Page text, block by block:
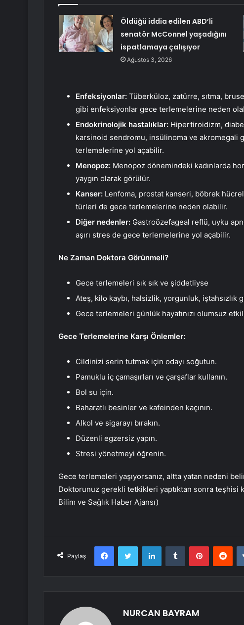
Öldüğü iddia edilen ABD’li
senatör McConnel yaşadığını
ispatlamaya çalışıyor
Ağustos 3, 2026
Enfeksiyonlar: Tüberküloz, zatürre, sıtma,
gibi enfeksiyonlar gece terlemelerine neden
Endokrinolojik hastalıklar: Hipertiroidizm,
karsinoid sendromu, insülinoma ve akromegali
terlemelerine yol açabilir.
Menopoz: Menopoz dönemindeki kadınlarda
yaygın olarak görülür.
Kanser: Lenfoma, prostat kanseri, böbrek
türleri de gece terlemelerine neden olabilir.
Diğer nedenler: Gastroözefageal reflü, uyku
aşırı stres de gece terlemelerine yol açabilir.
Ne Zaman Doktora Görünmeli?
Gece terlemeleri sık sık ve şiddetliyse
Ateş, kilo kaybı, halsizlik, yorgunluk, iştahsızlık
Gece terlemeleri günlük hayatınızı olumsuz
Gece Terlemelerine Karşı Önlemler:
Cildinizi serin tutmak için odayı soğutun.
Pamuklu iç çamaşırları ve çarşaflar kullanın.
Bol su için.
Baharatlı besinler ve kafeinden kaçının.
Alkol ve sigarayı bırakın.
Düzenli egzersiz yapın.
Stresi yönetmeyi öğrenin.
Gece terlemeleri yaşıyorsanız, altta yatan nedeni
Doktorunuz gerekli tetkikleri yaptıktan sonra teşhisi
Bilim ve Sağlık Haber Ajansı)
Paylaş
FacebookTwitter LinkedInTumblr Pinterest
NURCAN BAYRAM